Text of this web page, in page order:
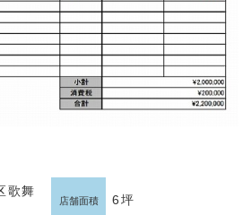
歌舞
店舗面積 6坪